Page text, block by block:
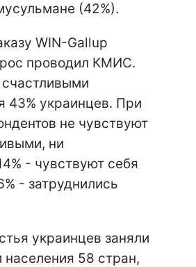
(42%).
WIN-Gallup
проводил КМИС.
счастливыми
43% украинцев. При
не чувствуют
ни
- чувствуют себя
- затруднились
украинцев заняли
населения 58 стран,